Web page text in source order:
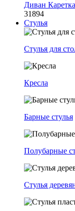
Диван
31894
Стулья
Стулья для
Кресла
Барные стулья
Полубарные
Стулья